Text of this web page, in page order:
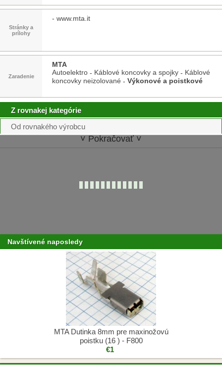
Stránky a
prílohy
-www.mta.it
Zaradenie
MTA
Autoelektro - Káblové koncovky a spojky - Káblové
koncovky neizolované -Výkonové a poistkové
Z rovnakej kategórie
Od rovnakého výrobcu
˅ Pokračovať ˅
Navštívené naposledy
MTA Dutinka 8mm pre maxinožovú
poistku (16 ) - F800
€1